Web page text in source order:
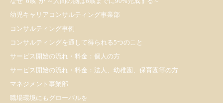
幼児キャリアコンサルティング事業部
コンサルティング事例
コンサルティングを通して得られる5つのこと
サービス開始の流れ・料金：個人の方
サービス開始の流れ・料金：法人、幼稚園、保育園等の方
マネジメント事業部
職場環境にもグローバルを